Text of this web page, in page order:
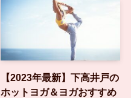
【2023年最新】下高井戸の
ホットヨガ＆ヨガおすすめ